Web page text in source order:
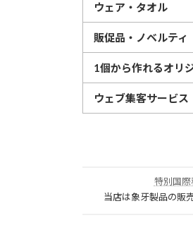
ウェア・タオル
販促品・ノベルティ
1個から作れるオリ
ウェブ集客サービス
特別国
当店は象牙製品の販